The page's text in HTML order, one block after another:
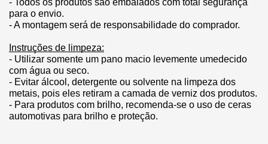
para o envio.
- A montagem será de responsabilidade do comprador.
Instruções de limpeza:
- Utilizar somente um pano macio levemente umedecido
com água ou seco.
- Evitar álcool, detergente ou solvente na limpeza dos
metais, pois eles retiram a camada de verniz dos produtos.
- Para produtos com brilho, recomenda-se o uso de ceras
automotivas para brilho e proteção.